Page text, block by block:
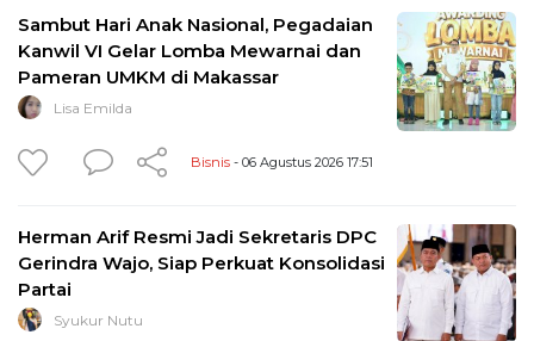
Sambut Hari Anak Nasional, Pegadaian
Kanwil VI Gelar Lomba Mewarnai dan
Pameran UMKM di Makassar
Lisa Emilda
Bisnis - 06 Agustus 2026 17:51
Herman Arif Resmi Jadi Sekretaris DPC
Gerindra Wajo, Siap Perkuat Konsolidasi
Partai
Syukur Nutu